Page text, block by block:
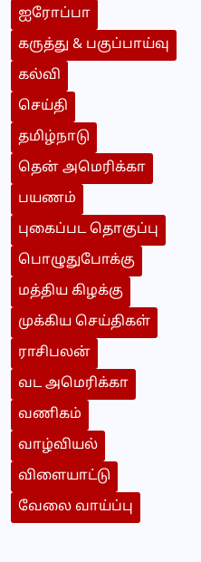
ஐரோப்பா
கருத்து & பகுப்பாய்வு
கல்வி
செய்தி
தமிழ்நாடு
தென் அமெரிக்கா
பயணம்
புகைப்பட தொகுப்பு
பொழுதுபோக்கு
மத்திய கிழக்கு
முக்கிய செய்திகள்
ராசிபலன்
வட அமெரிக்கா
வணிகம்
வாழ்வியல்
விளையாட்டு
வேலை வாய்ப்பு